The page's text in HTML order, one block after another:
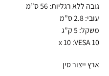
גובה ללא רגליות: 56 ס”מ
עובי: 2.8 ס”מ
משקל: 5 ק”ג
10 x 10 :VESA
ארץ ייצור סין